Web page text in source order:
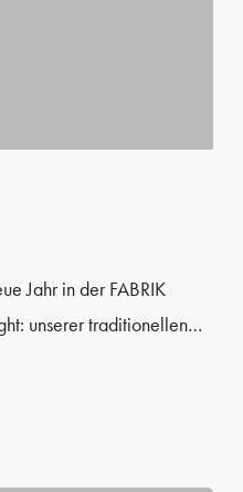
Jahr in der FABRIK
unserer traditionellen…